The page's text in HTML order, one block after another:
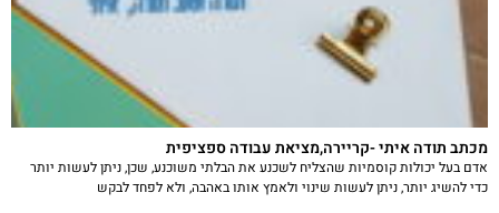
מכתב תודה איתי -קריירה,מציאת עבודה ספציפית
אדם בעל יכולות קוסמיות שהצליח לשכנע את הבלתי משוכנע, שכן, ניתן לעשות יותר
כדי להשיג יותר, ניתן לעשות שינוי ולאמץ אותו באהבה, ולא לפחד לבקש